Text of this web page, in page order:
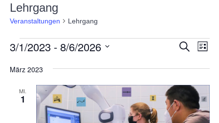
Lehrgang
Veranstaltungen Lehrgang
Suche
und
Suche
Liste
3/1/2023 - 8/6/2026
wählen.
März 2023
MI.
1